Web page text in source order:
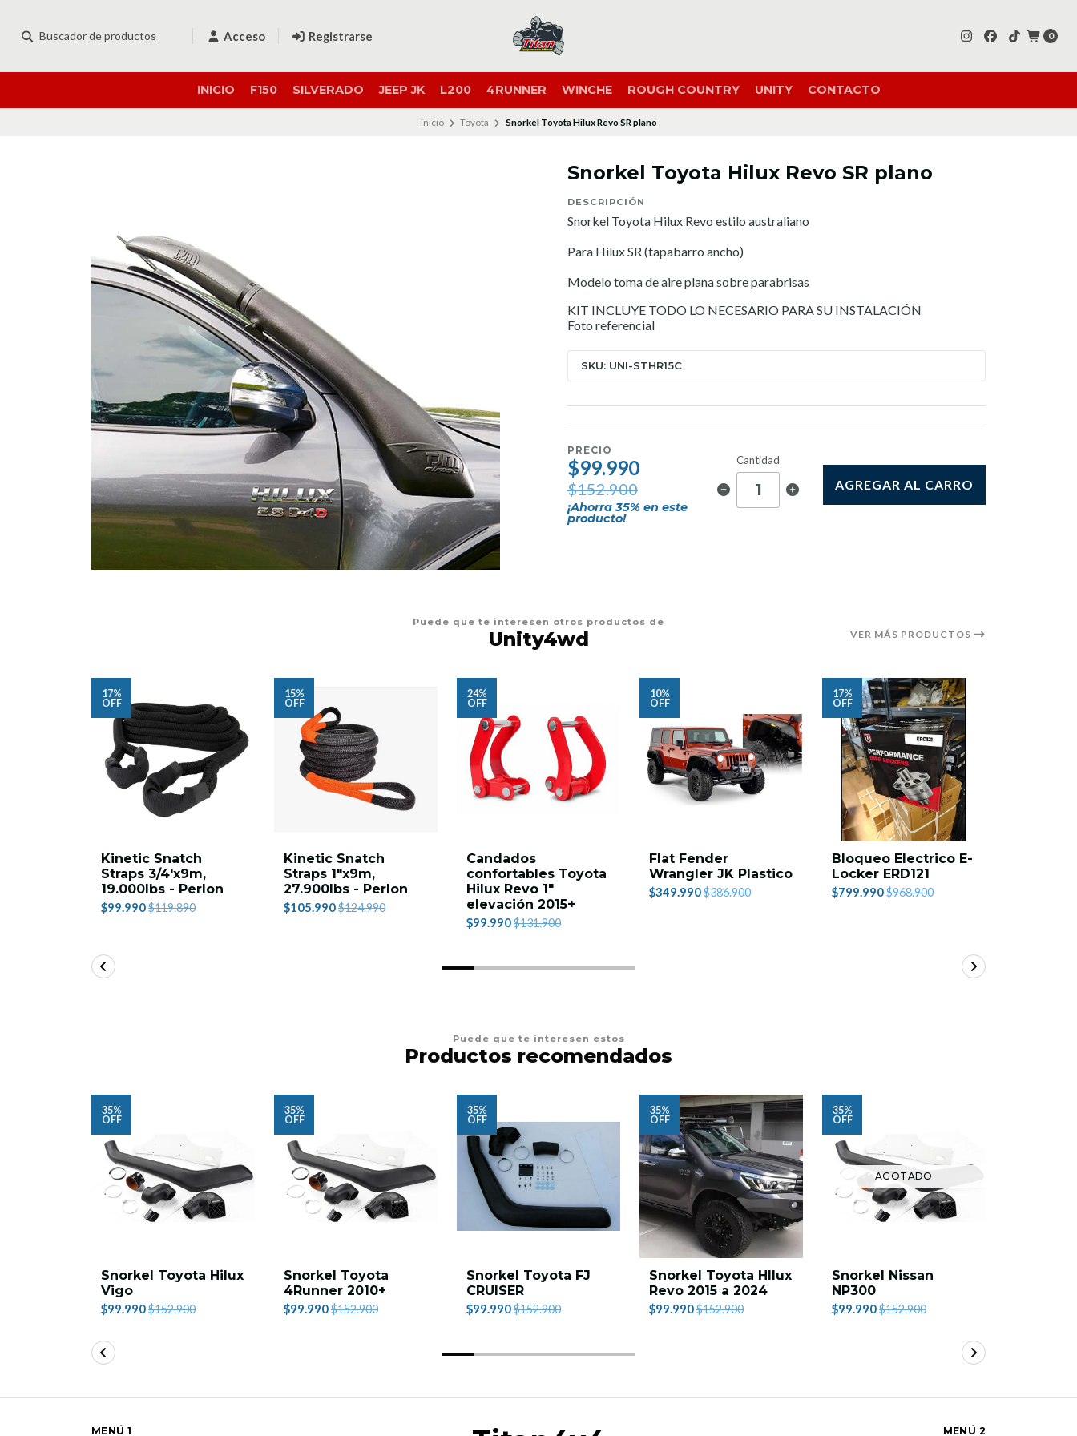
Acceso Registrarse 0
INICIO F150 SILVERADO JEEP JK L200 4RUNNER WINCHE ROUGH COUNTRY UNITY CONTACTO
Inicio Toyota Snorkel Toyota Hilux Revo SR plano
Snorkel Toyota Hilux Revo SR plano
DESCRIPCIÓN
Snorkel Toyota Hilux Revo estilo australiano
Para Hilux SR (tapabarro ancho)
Modelo toma de aire plana sobre parabrisas
KIT INCLUYE TODO LO NECESARIO PARA SU INSTALACIÓN
Foto referencial
SKU: UNI-STHR15C
PRECIO
$99.990
$152.900
¡Ahorra35% en este
producto!
Cantidad
AGREGAR AL CARRO
Puede que te interesen otros productos de
Unity4wd VER MÁS PRODUCTOS
17%
OFF
Kinetic Snatch
Straps 3/4'x9m,
19.000lbs - Perlon
$99.990$119.890
15%
OFF
Kinetic Snatch
Straps 1"x9m,
27.900lbs - Perlon
$105.990$124.990
24%
OFF
Candados
confortables Toyota
Hilux Revo 1"
elevación 2015+
$99.990$131.900
10%
OFF
Flat Fender
Wrangler JK Plastico
$349.990$386.900
17%
OFF
Bloqueo Electrico E-
Locker ERD121
$799.990$968.900
Puede que te interesen estos
Productos recomendados
35%
OFF
Snorkel Toyota Hilux
Vigo
$99.990$152.900
35%
OFF
Snorkel Toyota
4Runner 2010+
$99.990$152.900
35%
OFF
Snorkel Toyota FJ
CRUISER
$99.990$152.900
35%
OFF
Snorkel Toyota HIlux
Revo 2015 a 2024
$99.990$152.900
35%
OFF
AGOTADO
Snorkel Nissan
NP300
$99.990$152.900
MENÚ 1 MENÚ 2